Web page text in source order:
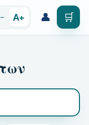
Α+ 👤 🛒